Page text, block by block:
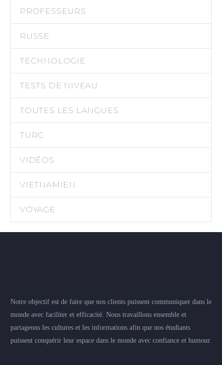
PROFESSEURS
RUSSE
TECHNOLOGIE
TESTS DE NIVEAU
TOUTES LES LANGUES
TURC
VIDÉOS
VIETNAMIEN
VOYAGE
Notre objectif est de faire que nos clients puissent communiquer dans le
monde avec faciliter et efficacité. Nous travaillons ensemble et
partageons les cultures et les informations afin que nos étudiants
puissent conquérir leur espace dans le monde avec confiance et humour.